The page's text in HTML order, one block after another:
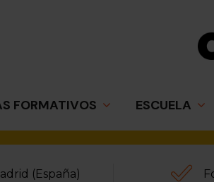
FORMATIVOS ESCUELA
de Elvira
(España)